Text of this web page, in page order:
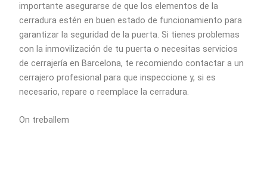
importante asegurarse de que los elementos de la
cerradura estén en buen estado de funcionamiento para
garantizar la seguridad de la puerta. Si tienes problemas
con la inmovilización de tu puerta o necesitas servicios
de cerrajería en Barcelona, te recomiendo contactar a un
cerrajero profesional para que inspeccione y, si es
necesario, repare o reemplace la cerradura.
On treballem